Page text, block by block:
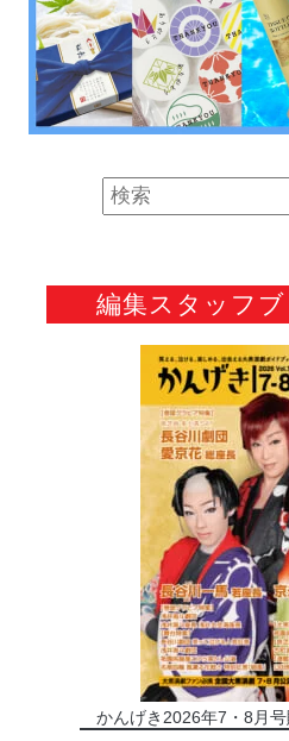
編集スタッフ
かんげき2026年7・8月号